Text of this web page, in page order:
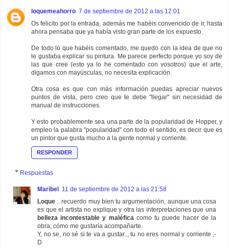
loquemeahorro 7 de septiembre de 2012 a las 12:01
Os felicito por la entrada, además me habéis convencido de ir, hasta
ahora pensaba que ya había visto gran parte de los expuesto.
De todo lo que habéis comentado, me quedo con la idea de que no
le gustaba explicar su pintura. Me parece perfecto porque yo soy de
las que cree (esto ya lo he comentado con vosotros) que el arte,
digamos con mayúsculas, no necesita explicación.
Otra cosa es que con más información puedas apreciar nuevos
puntos de vista, pero creo que te debe "llegar" sin necesidad de
manual de instrucciones.
Y esto probablemente sea una parte de la popularidad de Hopper, y
empleo la palabra "popularidad" con todo el sentido, es decir que es
un pintor que gusta mucho a la gente normal y corriente.
RESPONDER
Respuestas
Maribel 11 de septiembre de 2012 a las 21:58
Loque .. recuerdo muy bien tu argumentación, aunque una cosa
es que el artista no explique y otra las interpretaciones que una
belleza incontestable y maléficacomo tu puede hacer de la
obra; cómo me gustaría acompañarte.
Y, no se, no sé si te va a gustar.., tu no eres normal y corriente ;-
D